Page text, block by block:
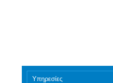
Υπηρεσίες